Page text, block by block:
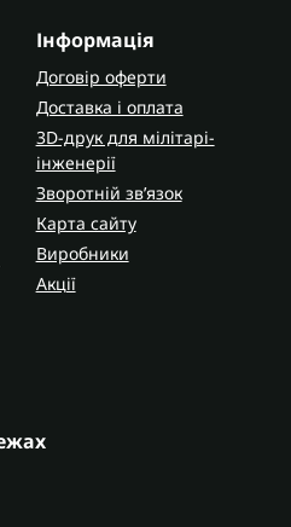
Інформація
Договір оферти
Доставка і оплата
3D-друк для мілітарі-
інженерії
Зворотній зв’язок
Карта сайту
Виробники
Акції